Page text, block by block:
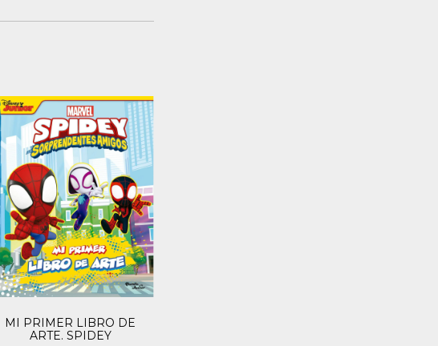
MI PRIMER LIBRO DE
ARTE. SPIDEY